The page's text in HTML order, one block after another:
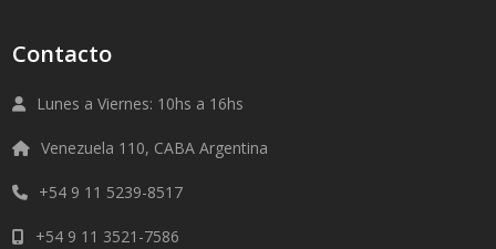
Contacto
Lunes a Viernes: 10hs a 16hs
Venezuela 110, CABA Argentina
+54 9 11 5239-8517
+54 9 11 3521-7586